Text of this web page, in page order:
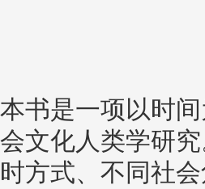
本书是一项以时
会文化人类学研
时方式、不同社